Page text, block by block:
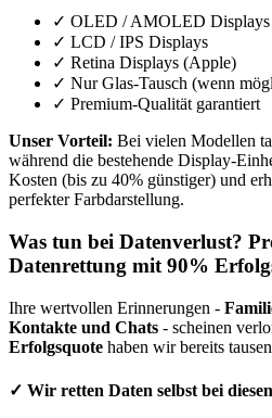
✓ OLED / AMOLED Displays
✓ LCD / IPS Displays
✓ Retina Displays (Apple)
✓ Nur Glas-Tausch (wenn
✓ Premium-Qualität garantiert
Unser Vorteil: Bei vielen Modellen
während die bestehende Display-
Kosten (bis zu 40% günstiger) und
perfekter Farbdarstellung.
Was tun bei Datenverlust?
Datenrettung mit 90%
Ihre wertvollen Erinnerungen -
Kontakte und Chats - scheinen
Erfolgsquote haben wir bereits
✓ Wir retten Daten selbst bei